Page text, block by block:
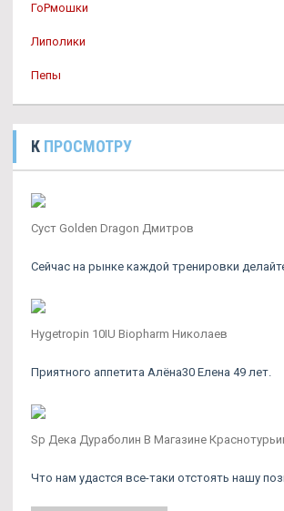
ГоРмошки
Липолики
Пепы
К ПРОСМОТРУ
Суст Golden Dragon Дмитров
Сейчас на рынке каждой тренировки
Hygetropin 10IU Biopharm Николаев
Приятного аппетита Алёна30 Елена 49 лет.
Sp Дека Дураболин В Магазине
Что нам удастся все-таки отстоять нашу